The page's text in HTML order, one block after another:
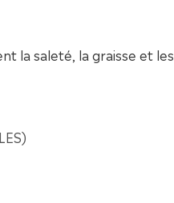
la saleté, la graisse et les